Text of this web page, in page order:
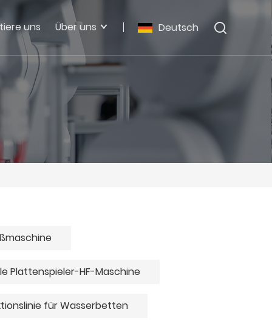
Deutsch
uns Über uns
Plattenspieler-HF-Maschine
für Wasserbetten